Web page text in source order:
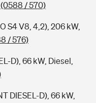
(0588 / 570)
S4 V8, 4,2), 206 kW,
/ 576)
D), 66 kW, Diesel,
DIESEL-D), 66 kW,